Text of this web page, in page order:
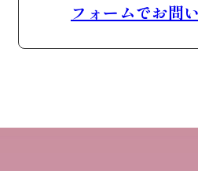
フォームでお問